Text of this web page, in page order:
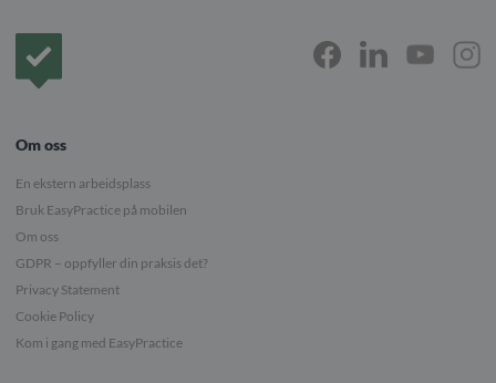
Om oss
En ekstern arbeidsplass
Bruk EasyPractice på mobilen
Om oss
GDPR – oppfyller din praksis det?
Privacy Statement
Cookie Policy
Kom i gang med EasyPractice